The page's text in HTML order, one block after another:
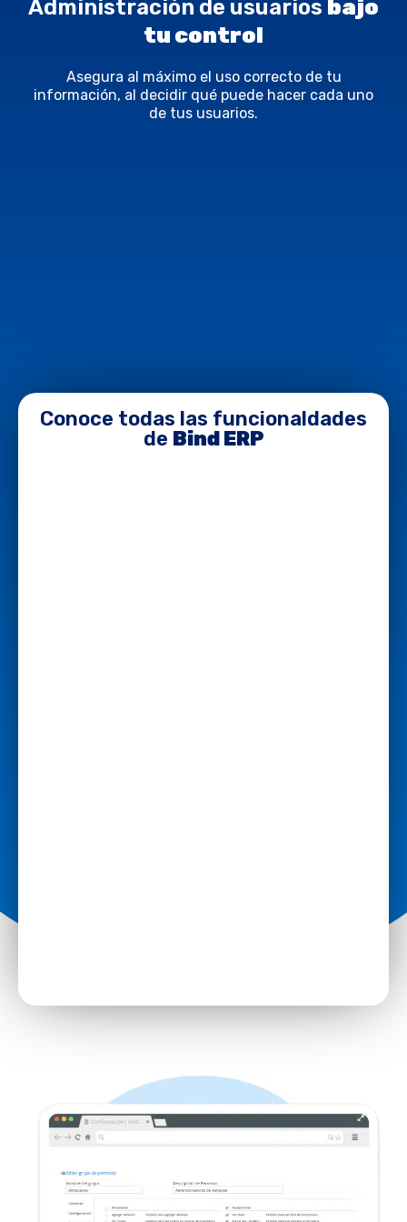
Administración de usuarios bajo
tu control
Asegura al máximo el uso correcto de tu
información, al decidir qué puede hacer cada uno
de tus usuarios.​
Conoce todas las funcionaldades
de Bind ERP